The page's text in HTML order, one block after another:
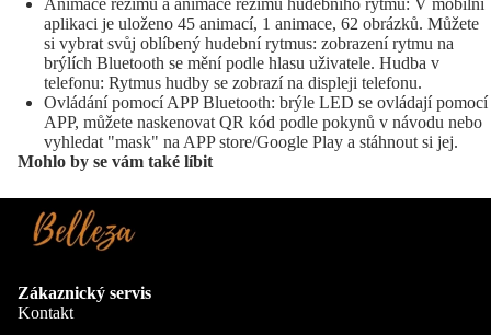
Animace režimu a animace režimu hudebního rytmu: V mobilní
aplikaci je uloženo 45 animací, 1 animace, 62 obrázků. Můžete
si vybrat svůj oblíbený hudební rytmus: zobrazení rytmu na
brýlích Bluetooth se mění podle hlasu uživatele. Hudba v
telefonu: Rytmus hudby se zobrazí na displeji telefonu.
Ovládání pomocí APP Bluetooth: brýle LED se ovládají pomocí
APP, můžete naskenovat QR kód podle pokynů v návodu nebo
vyhledat "mask" na APP store/Google Play a stáhnout si jej.
Mohlo by se vám také líbit
Zákaznický servis
Kontakt